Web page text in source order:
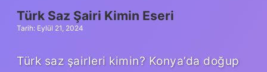
Türk Saz Şairi Kimin Eseri
Tarih: Eylül 21, 2024
Türk saz şairleri kimin? Konya’da doğup